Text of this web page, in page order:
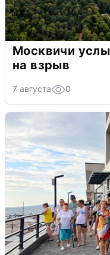
Москвичи
на взрыв
7 августа 0